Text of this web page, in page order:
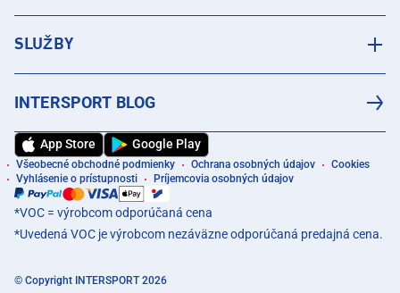
SLUŽBY
INTERSPORT BLOG
App Store Google Play
Všeobecné obchodné podmienky Ochrana osobných údajov
Cookies
Vyhlásenie o prístupnosti
Príjemcovia osobných údajov
*VOC = výrobcom odporúčaná cena
*Uvedená VOC je výrobcom nezáväzne odporúčaná predajná cena.
© Copyright INTERSPORT 2026